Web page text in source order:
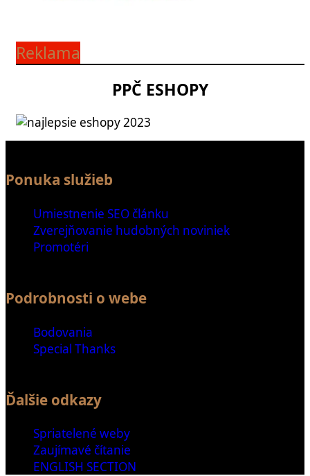
Reklama
PPČ ESHOPY
Ponuka služieb
Umiestnenie SEO článku
Zverejňovanie hudobných noviniek
Promotéri
Podrobnosti o webe
Bodovania
Special Thanks
Ďalšie odkazy
Spriatelené weby
Zaujímavé čítanie
ENGLISH SECTION